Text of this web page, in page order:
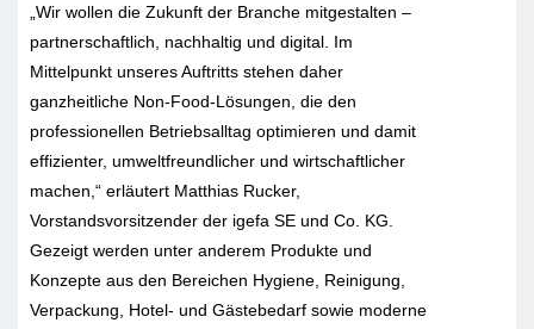
„Wir wollen die Zukunft der Branche mitgestalten –
partnerschaftlich, nachhaltig und digital. Im
Mittelpunkt unseres Auftritts stehen daher
ganzheitliche Non-Food-Lösungen, die den
professionellen Betriebsalltag optimieren und damit
effizienter, umweltfreundlicher und wirtschaftlicher
machen,“ erläutert Matthias Rucker,
Vorstandsvorsitzender der igefa SE und Co. KG.
Gezeigt werden unter anderem Produkte und
Konzepte aus den Bereichen Hygiene, Reinigung,
Verpackung, Hotel- und Gästebedarf sowie moderne